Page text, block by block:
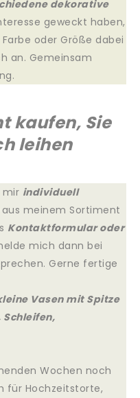
dekorative
geweckt haben,
oder Größe dabei
an. Gemeinsam
kaufen, Sie
leihen
individuell
aus meinem Sortiment
Kontaktformular oder
mich dann bei
Gerne fertige
Vasen mit Spitze
Wochen noch
für Hochzeitstorte,